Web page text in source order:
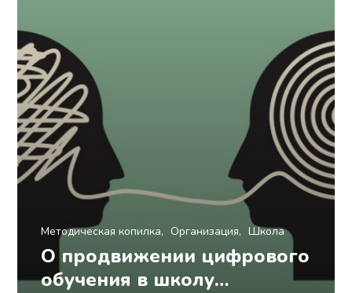
Методическая копилка Организация Школа
О продвижении цифрового
обучения в школу…